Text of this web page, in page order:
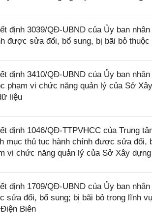
định 3039/QĐ-UBND của Ủy ban
được sửa đổi, bổ sung, bị bãi bỏ
định 3410/QĐ-UBND của Ủy ban
phạm vi chức năng quản lý của Sở
liệu
định 1046/QĐ-TTPVHCC của Trung
mục thủ tục hành chính được sửa
vi chức năng quản lý của Sở Xây
định 1709/QĐ-UBND của Ủy ban
sửa đổi, bổ sung; bị bãi bỏ trong lĩnh
Biên